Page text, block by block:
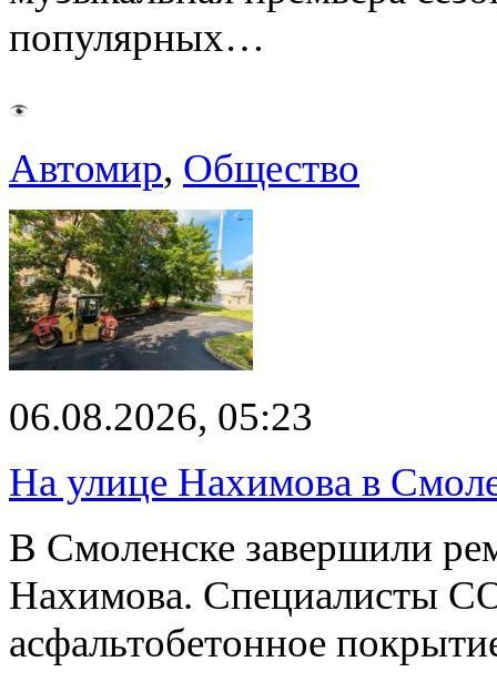
популярных…
Автомир, Общество
06.08.2026, 05:23
На улице Нахимова в
В Смоленске завершили
Нахимова. Специалисты
асфальтобетонное